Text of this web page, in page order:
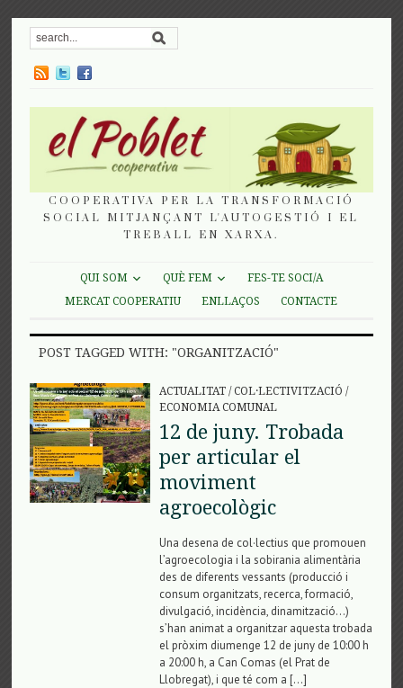
COOPERATIVA PER LA TRANSFORMACIÓ
SOCIAL MITJANÇANT L'AUTOGESTIÓ I EL
TREBALL EN XARXA.
QUI SOM QUÈ FEM
FES-TE SOCI/A
MERCAT COOPERATIU
ENLLAÇOS CONTACTE
POST TAGGED WITH: "ORGANITZACIÓ"
ACTUALITAT/COL·LECTIVITZACIÓ /
ECONOMIA COMUNAL
12 de juny. Trobada
per articular el
moviment
agroecològic
Una desena de col·lectius que promouen
l’agroecologia i la sobirania alimentària
des de diferents vessants (producció i
consum organitzats, recerca, formació,
divulgació, incidència, dinamització…)
s’han animat a organitzar aquesta trobada
el pròxim diumenge 12 de juny de 10:00 h
a 20:00 h, a Can Comas (el Prat de
Llobregat), i que té com a […]